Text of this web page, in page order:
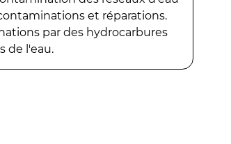
et réparations.
par des hydrocarbures
de l'eau.